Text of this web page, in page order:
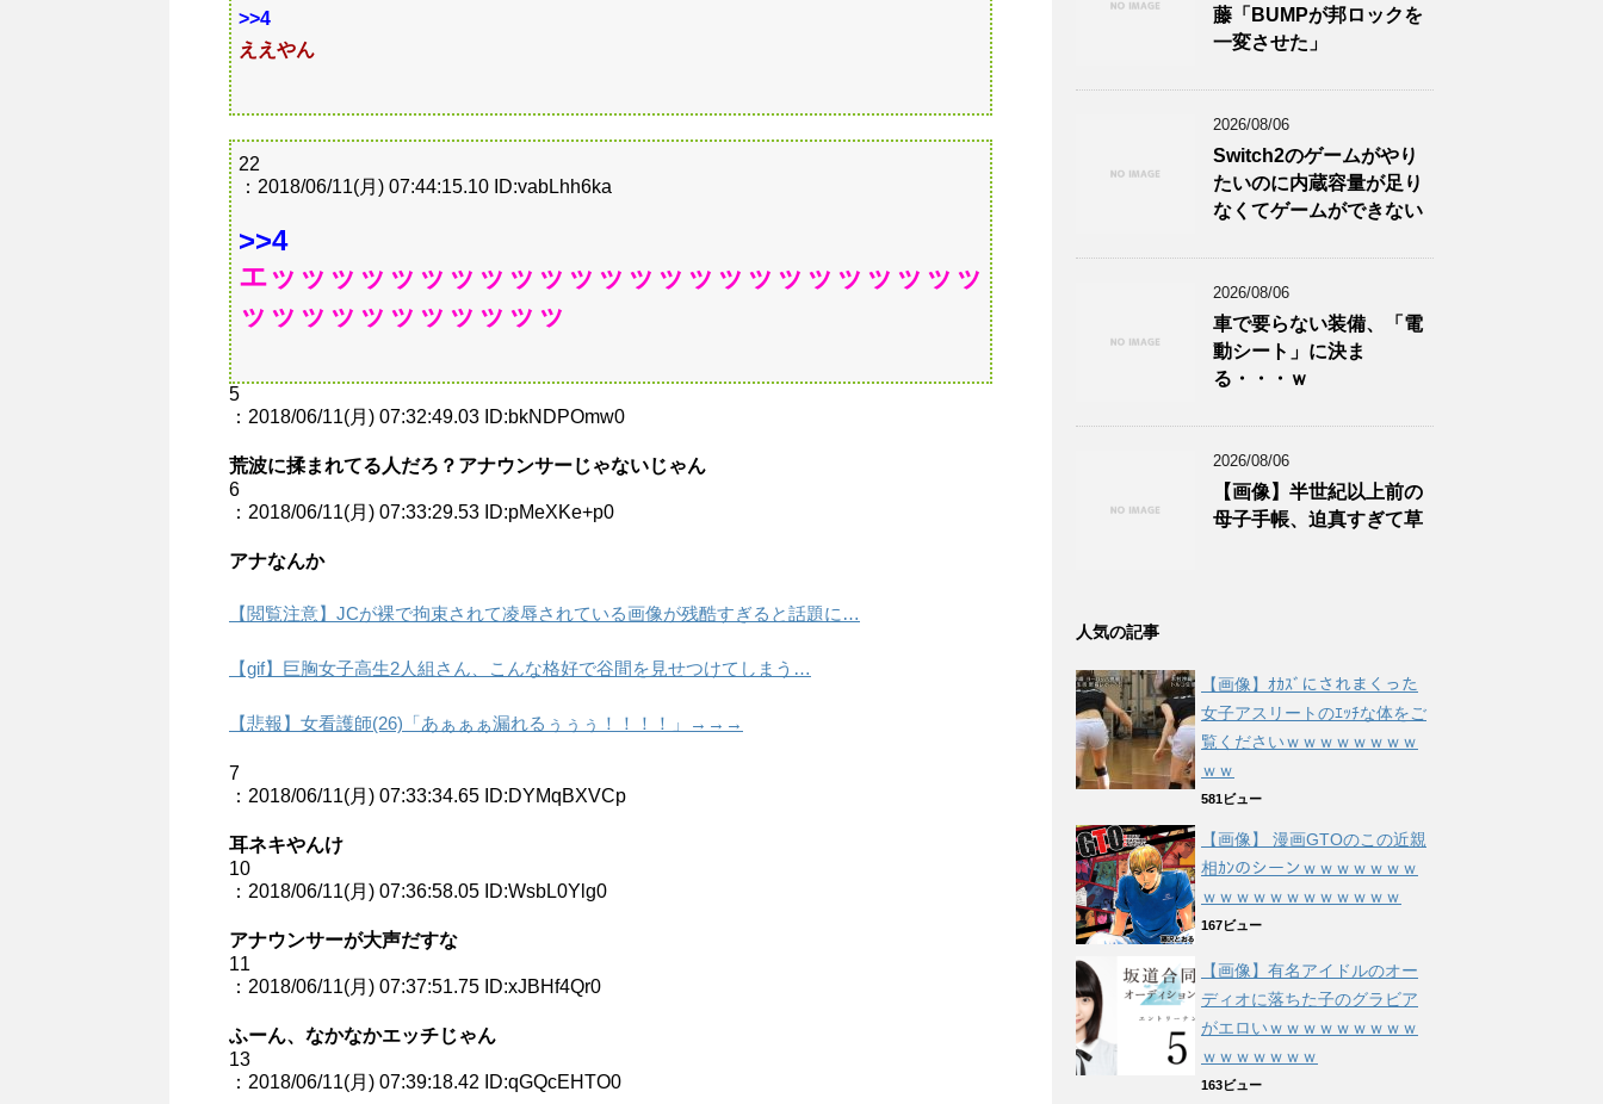
>>4
ええやん
22
：2018/06/11(月) 07:44:15.10 ID:vabLhh6ka
>>4
エッッッッッッッッッッッッッッッッッッッッッッッッ
ッッッッッッッッッッッ
5
：2018/06/11(月) 07:32:49.03 ID:bkNDPOmw0
荒波に揉まれてる人だろ？アナウンサーじゃないじゃん
6
：2018/06/11(月) 07:33:29.53 ID:pMeXKe+p0
アナなんか
【閲覧注意】JCが裸で拘束されて凌辱されている画像が残酷すぎると話題に…
【gif】巨胸女子高生2人組さん、こんな格好で谷間を見せつけてしまう…
【悲報】女看護師(26)「あぁぁぁ漏れるぅぅぅ！！！！」→→→
7
：2018/06/11(月) 07:33:34.65 ID:DYMqBXVCp
耳ネキやんけ
10
：2018/06/11(月) 07:36:58.05 ID:WsbL0Ylg0
アナウンサーが大声だすな
11
：2018/06/11(月) 07:37:51.75 ID:xJBHf4Qr0
ふーん、なかなかエッチじゃん
13
：2018/06/11(月) 07:39:18.42 ID:qGQcEHTO0
藤「BUMPが邦ロックを
一変させた」
2026/08/06
Switch2のゲームがやり
たいのに内蔵容量が足り
なくてゲームができない
2026/08/06
車で要らない装備、「電
動シート」に決ま
る・・・ｗ
2026/08/06
【画像】半世紀以上前の
母子手帳、迫真すぎて草
人気の記事
【画像】ｵｶｽﾞにされまくった
女子アスリートのｴｯﾁな体をご
覧くださいｗｗｗｗｗｗｗｗ
ｗｗ
581ビュー
【画像】 漫画GTOのこの近親
相ｶﾝのシーンｗｗｗｗｗｗｗ
ｗｗｗｗｗｗｗｗｗｗｗｗ
167ビュー
【画像】有名アイドルのオー
ディオに落ちた子のグラビア
がエロいｗｗｗｗｗｗｗｗｗ
ｗｗｗｗｗｗｗ
163ビュー